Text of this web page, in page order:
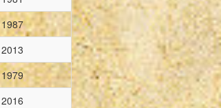
1987
2013
1979
2016